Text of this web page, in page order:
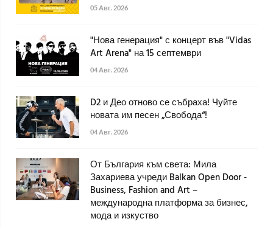
05 Авг. 2026
"Нова генерация" с концерт във "Vidas
Art Arena" на 15 септември
04 Авг. 2026
D2 и Део отново се събраха! Чуйте
новата им песен „Свобода“!
04 Авг. 2026
От България към света: Мила
Захариева учреди Balkan Open Door -
Business, Fashion and Art –
международна платформа за бизнес,
мода и изкуство